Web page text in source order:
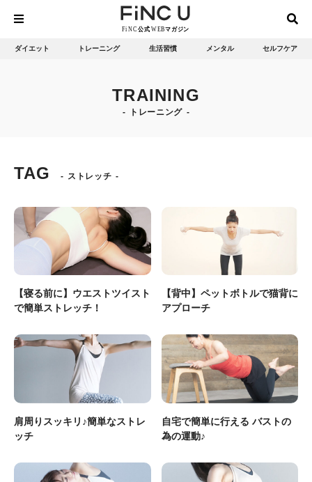
ダイエット トレーニング 生活習慣 メンタル セルフケア
TRAINING
トレーニング
TAG ストレッチ
【寝る前に】ウエストツイスト
で簡単ストレッチ！
【背中】ペットボトルで猫背に
アプローチ
肩周りスッキリ♪簡単なストレ
ッチ
自宅で簡単に行える バストの
為の運動♪